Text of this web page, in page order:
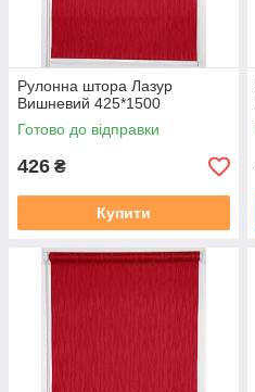
Рулонна штора Лазур
Вишневий 425*1500
Готово до відправки
426 ₴
Купити